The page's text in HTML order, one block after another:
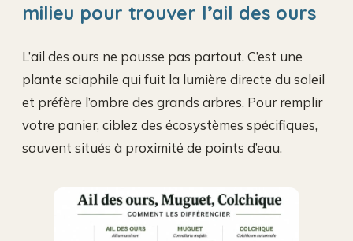
milieu pour trouver l’ail des ours
L’ail des ours ne pousse pas partout. C’est une
plante sciaphile qui fuit la lumière directe du soleil
et préfère l’ombre des grands arbres. Pour remplir
votre panier, ciblez des écosystèmes spécifiques,
souvent situés à proximité de points d’eau.